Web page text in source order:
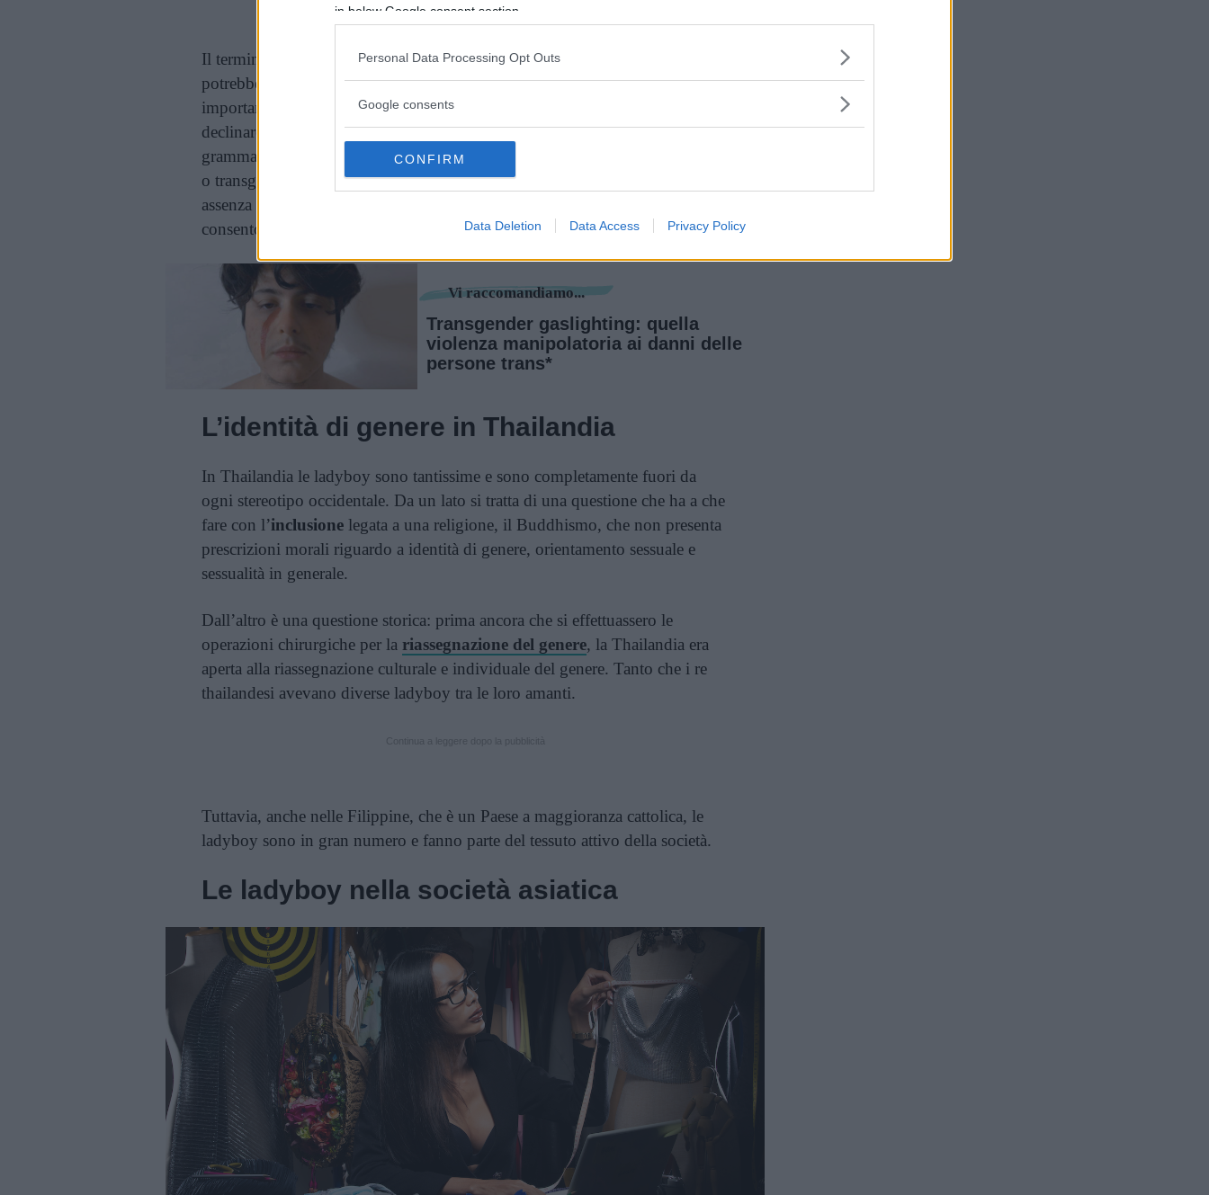
in below Google consent section.
Personal Data Processing Opt Outs
Google consents
CONFIRM
Data Deletion Data Access Privacy Policy
Il termine ladyboy non solo non è politicamente corretto, ma qualcuno
potrebbe trovarlo
offensivo e sgradevole. Probabilmente è però più
importante comprendere cosa c’è dietro un nome, che noi decidiamo di
declinare al femminile: il femminile è più adatto, sia dal punto di vista
grammaticale sia dal punto di vista del rispetto, perché appunto le donne, cis
o transgender, vengono indicate in italiano declinate al femminile – in
assenza di neutri, che invece vengono adoperati dalle grammatiche che lo
consentono nel resto del mondo.
Vi raccomandiamo...
Transgender gaslighting: quella
violenza manipolatoria ai danni delle
persone trans*
L’identità di genere in Thailandia
In Thailandia le ladyboy sono tantissime e sono completamente fuori da
ogni stereotipo occidentale. Da un lato si tratta di una questione che ha a che
fare con l’inclusione legata a una religione, il Buddhismo, che non presenta
prescrizioni morali riguardo a identità di genere, orientamento sessuale e
sessualità in generale.
Dall’altro è una questione storica: prima ancora che si effettuassero le
operazioni chirurgiche per la riassegnazione del genere, la Thailandia era
aperta alla riassegnazione culturale e individuale del genere. Tanto che i re
thailandesi avevano diverse ladyboy tra le loro amanti.
Tuttavia, anche nelle Filippine, che è un Paese a maggioranza cattolica, le
ladyboy sono in gran numero e fanno parte del tessuto attivo della società.
Le ladyboy nella società asiatica